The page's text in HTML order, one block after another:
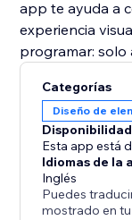
app te ayuda a
experiencia
programar: solo
Categorías
Diseño de
Esta app está
Idiomas de la
Inglés
Puedes
mostrado en